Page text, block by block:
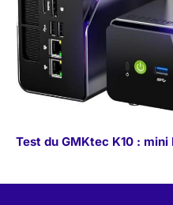
Test du GMKtec K10 :